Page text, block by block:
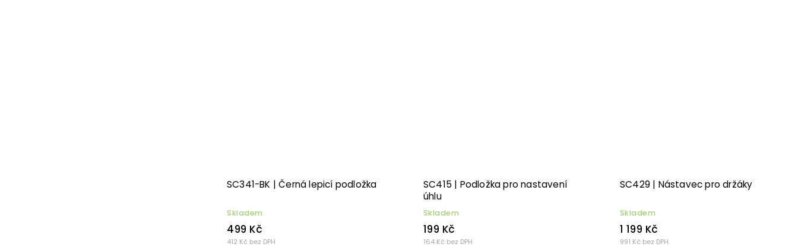
SC341-BK | Černá lepicí podložka
Skladem
412 Kč bez DPH
499 Kč
SC415 | Podložka pro nastavení
úhlu
Skladem
164 Kč bez DPH
199 Kč
SC429 | Nástavec pro držáky
Skladem
991 Kč bez DPH
1 199 Kč